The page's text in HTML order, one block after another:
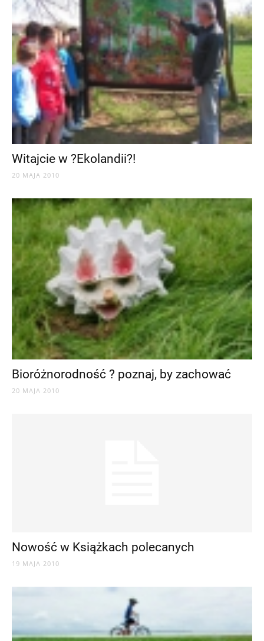
Witajcie w ?Ekolandii?!
20 MAJA 2010
Bioróżnorodność ? poznaj, by zachować
20 MAJA 2010
Nowość w Książkach polecanych
19 MAJA 2010